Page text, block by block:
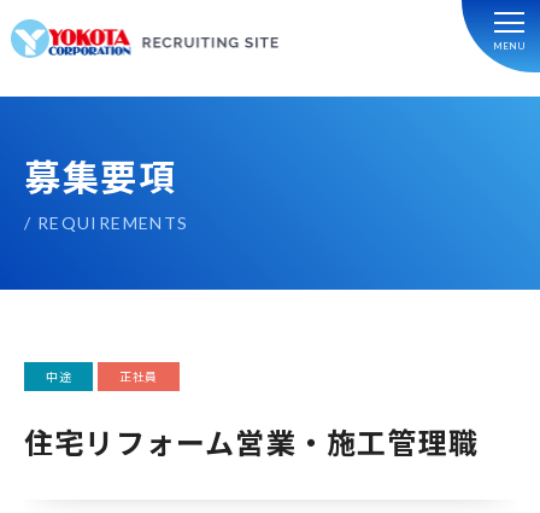
MENU
募集要項
REQUIREMENTS
中途 正社員
住宅リフォーム営業・施工管理職